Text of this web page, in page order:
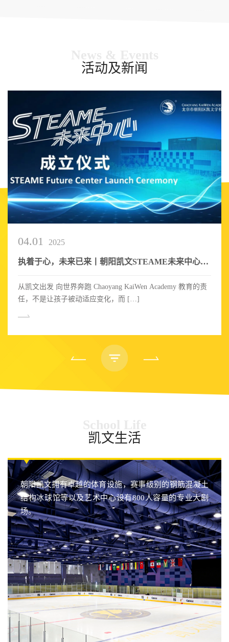
活动及新闻
04.01 2025
执着于心，未来已来丨朝阳凯文STEAME未来中心盛大揭牌，打造国际教育新标杆
从凯文出发 向世界奔跑 Chaoyang KaiWen Academy 教育的责
任，不是让孩子被动适应变化，而 […]
凯文生活
朝阳凯文拥有卓越的体育设施，赛事级别的钢筋混凝土
结构冰球馆等以及艺术中心设有800人容量的专业大剧
场。